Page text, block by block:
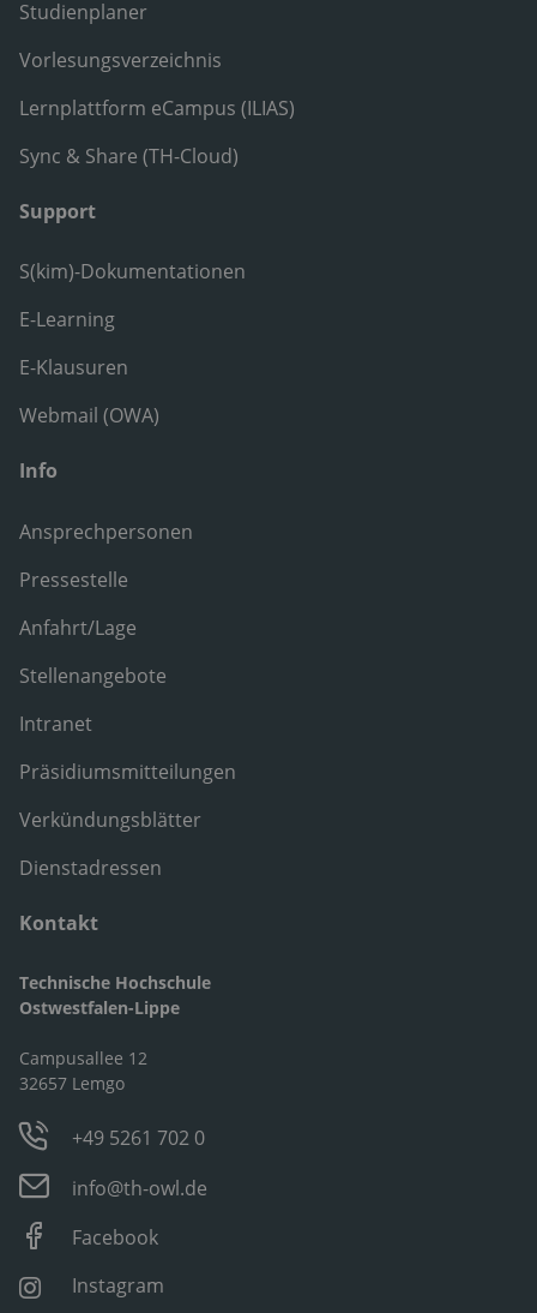
Studienplaner
Vorlesungsverzeichnis
Lernplattform eCampus (ILIAS)
Sync & Share (TH-Cloud)
Support
S(kim)-Dokumentationen
E-Learning
E-Klausuren
Webmail (OWA)
Info
Ansprechpersonen
Pressestelle
Anfahrt/Lage
Stellenangebote
Intranet
Präsidiumsmitteilungen
Verkündungsblätter
Dienstadressen
Kontakt
Technische Hochschule
Ostwestfalen-Lippe
Campusallee 12
32657 Lemgo
+49 5261 702 0
info@th-owl.de
Facebook
Instagram